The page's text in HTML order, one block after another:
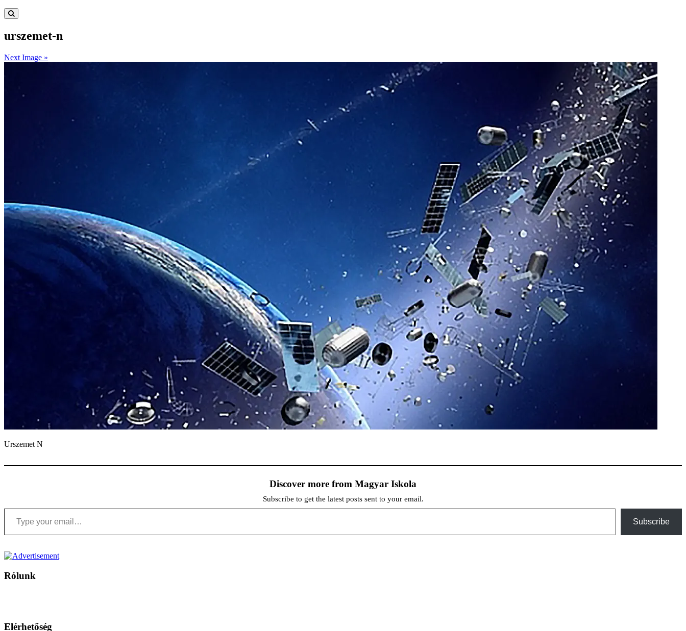
urszemet-n
Next Image »
Urszemet N
Discover more from Magyar Iskola
Subscribe to get the latest posts sent to your email.
Type your email…
Subscribe
Rólunk
Elérhetőség